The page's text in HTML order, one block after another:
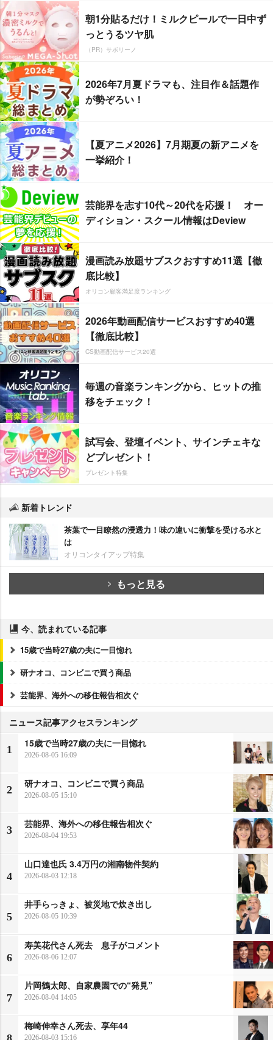
朝1分貼るだけ！ミルクピールで一日中ず
っとうるツヤ肌
（PR）サボリーノ
2026年7月夏ドラマも、注目作＆話題作
が勢ぞろい！
【夏アニメ2026】7月期夏の新アニメを
一挙紹介！
芸能界を志す10代～20代を応援！ オー
ディション・スクール情報はDeview
漫画読み放題サブスクおすすめ11選【徹
底比較】
オリコン顧客満足度ランキング
2026年動画配信サービスおすすめ40選
【徹底比較】
CS動画配信サービス20選
毎週の音楽ランキングから、ヒットの推
移をチェック！
試写会、登壇イベント、サインチェキな
どプレゼント！
プレゼント特集
新着トレンド
茶葉で一目瞭然の浸透力！味の違いに衝撃を受ける水と
は
オリコンタイアップ特集
もっと見る
今、読まれている記事
15歳で当時27歳の夫に一目惚れ
研ナオコ、コンビニで買う商品
芸能界、海外への移住報告相次ぐ
ニュース記事アクセスランキング
1
15歳で当時27歳の夫に一目惚れ
2026-08-05 16:09
2
研ナオコ、コンビニで買う商品
2026-08-05 15:10
3
芸能界、海外への移住報告相次ぐ
2026-08-04 19:53
4
山口達也氏 3.4万円の湘南物件契約
2026-08-03 12:18
5
井手らっきょ、被災地で炊き出し
2026-08-05 10:39
6
寿美花代さん死去 息子がコメント
2026-08-06 12:07
7
片岡鶴太郎、自家農園での“発見”
2026-08-04 14:05
梅崎伸幸さん死去、享年44
2026-08-03 15:16